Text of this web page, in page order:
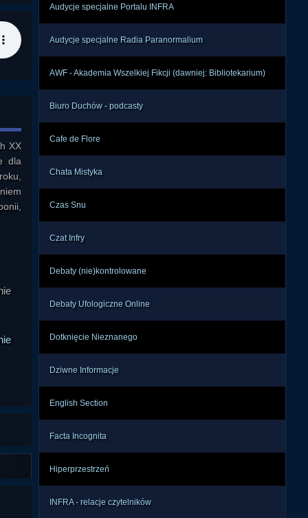
XX
dla
Audycje specjalne Portalu INFRA
Audycje specjalne Radia Paranormalium
AWF - Akademia Wszelkiej Fikcji (dawniej: Bibliotekarium)
Biuro Duchów - podcasty
Cafe de Flore
Chata Mistyka
Czas Snu
Czat Infry
Debaty (nie)kontrolowane
Debaty Ufologiczne Online
Dotknięcie Nieznanego
Dziwne Informacje
English Section
Facta Incognita
Hiperprzestrzeń
INFRA - relacje czytelników